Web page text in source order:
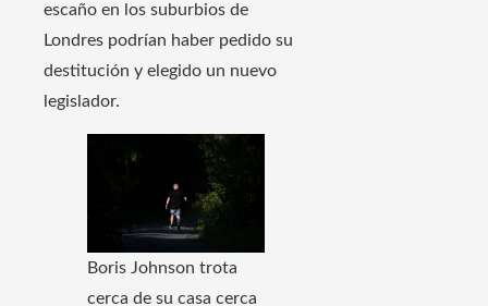
escaño en los suburbios de
Londres podrían haber pedido su
destitución y elegido un nuevo
legislador.
Boris Johnson trota
cerca de su casa cerca